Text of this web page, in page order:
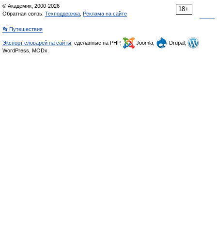
18+
© Академик, 2000-2026
Обратная связь: Техподдержка Реклама на сайте
👣 Путешествия
Экспорт словарей на сайты , сделанные на PHP, Joomla,
Drupal,
WordPress, MODx.